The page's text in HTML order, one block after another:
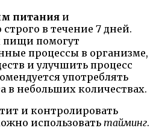
питания и
в течение 7 дней.
пищи помогут
процессы в организме,
и улучшить процесс
употреблять
в небольших количествах.
и контролировать
использовать тайминг.